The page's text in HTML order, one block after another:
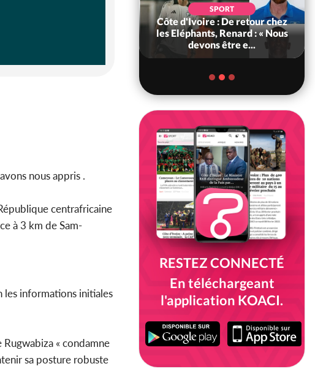
nous appris .
centrafricaine
à 3 km de Sam-
les informations initiales
« condamne
sa posture robuste
SPORT
Côte d'Ivoire : De retour chez
les Eléphants, Renard : « Nous
devons être e...
RESTEZ CONNECTÉ
En téléchargeant
l'application KOACI.